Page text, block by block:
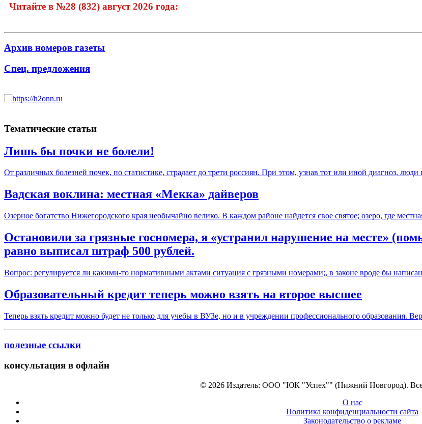
Читайте в №28 (832) август 2026 года:
Архив номеров газеты
Спец. предложения
Тематические статьи
Лишь бы почки не болели!
От различных болезней почек, по статистике, страдает до трети россиян. При этом, узнав тот или иной диагноз,
Вадская воклина: местная «Мекка» дайверов
Озерное богатство Нижегородского края необычайно велико. В каждом районе найдется свое святое; озеро, где
Остановили за грязные госномера, я «устранил нарушение на месте»
равно выписал штраф 500 рублей.
Вопрос: регулируется ли какими-то нормативными актами ситуация с грязными номерами;, в законе вроде бы
Образовательный кредит теперь можно взять на второе высшее
Теперь взять кредит можно будет не только для учебы в ВУЗе, но и в учреждении профессионального образования.
полезные ссылки
консультация в офлайн
© 2026 Издатель: ООО "ЮК "Успех"" (Нижний Новгород).
О нас
Политика конфиденциальности сайта
Законодательство о рекламе